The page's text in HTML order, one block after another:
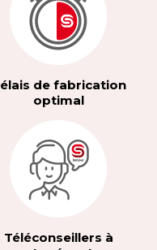
de fabrication
optimal
Téléconseillers à